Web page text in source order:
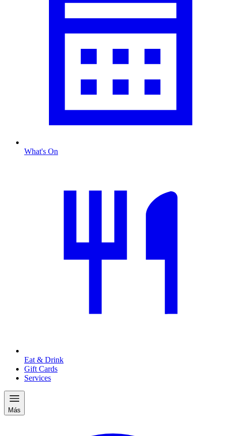
What's On
Eat & Drink
Gift Cards
Services
Más